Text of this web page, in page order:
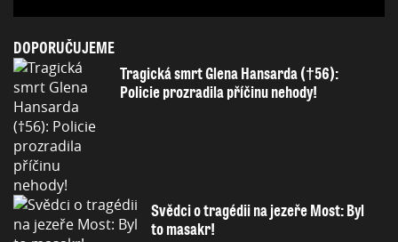
DOPORUČUJEME
Tragická smrt Glena Hansarda (†56):
Policie prozradila příčinu nehody!
Svědci o tragédii na jezeře Most: Byl
to masakr!